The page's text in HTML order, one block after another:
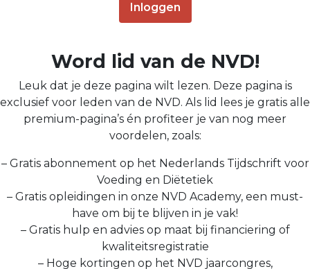
Inloggen
Word lid van de NVD!
Leuk dat je deze pagina wilt lezen. Deze pagina is
exclusief voor leden van de NVD. Als lid lees je gratis alle
premium-pagina’s én profiteer je van nog meer
voordelen, zoals:
– Gratis abonnement op het Nederlands Tijdschrift voor
Voeding en Diëtetiek
– Gratis opleidingen in onze NVD Academy, een must-
have om bij te blijven in je vak!
– Gratis hulp en advies op maat bij financiering of
kwaliteitsregistratie
– Hoge kortingen op het NVD jaarcongres,